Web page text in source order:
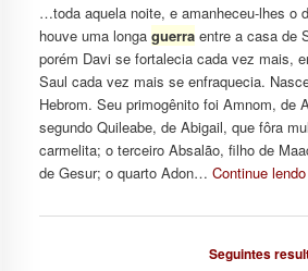
…toda aquela noite, e amanheceu-lhes o
houve uma longa guerraentre a casa de
porém Davi se fortalecia cada vez mais,
Saul cada vez mais se enfraquecia.
Hebrom. Seu primogênito foi Amnom, de
segundo Quileabe, de Abigail, que fôra
carmelita; o terceiro Absalão, filho de
de Gesur; o quarto Adon… Continue lendo
Seguintes